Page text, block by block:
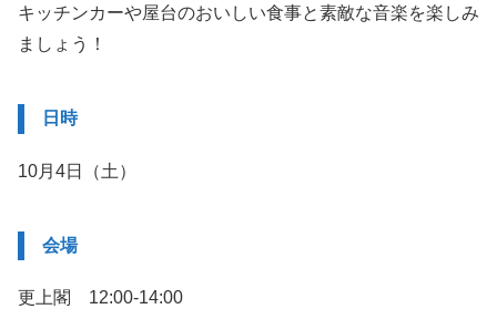
キッチンカーや屋台のおいしい食事と素敵な音楽を楽しみ
ましょう！
日時
10月4日（土）
会場
更上閣 12:00-14:00